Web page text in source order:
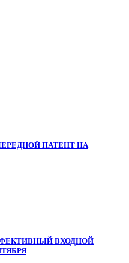
ПАТЕНТ НА
ВХОДНОЙ